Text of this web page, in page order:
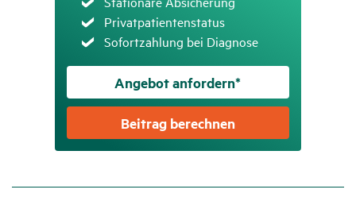
Zutreffend
Privatpatientenstatus
Zutreffend
Sofortzahlung bei Diagnose
Angebot anfordern*
Beitrag berechnen